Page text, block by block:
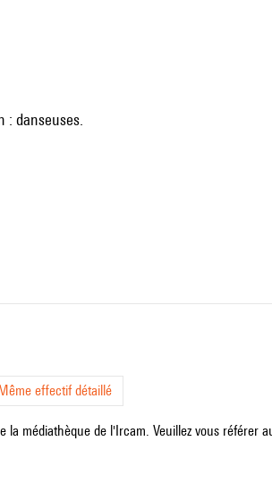
: danseuses.
effectif détaillé
médiathèque de l'Ircam. Veuillez vous référer